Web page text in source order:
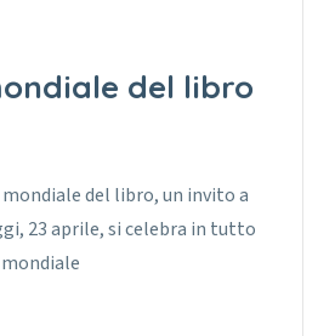
del libro
del libro, un invito a
23 aprile, si celebra in tutto